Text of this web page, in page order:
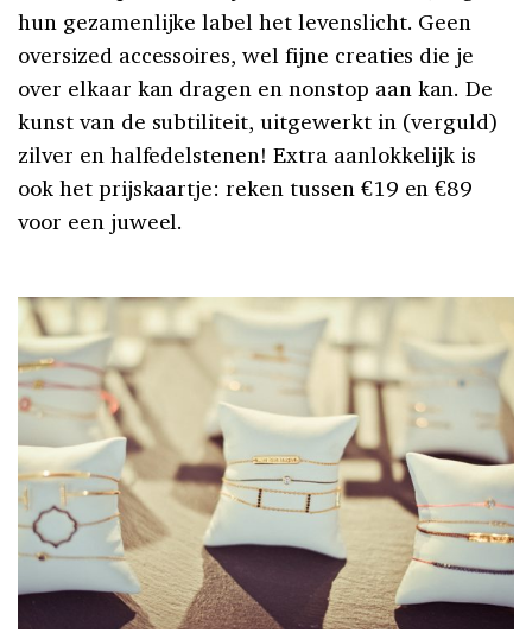
hun gezamenlijke label het levenslicht. Geen
oversized accessoires, wel fijne creaties die je
over elkaar kan dragen en nonstop aan kan. De
kunst van de subtiliteit, uitgewerkt in (verguld)
zilver en halfedelstenen! Extra aanlokkelijk is
ook het prijskaartje: reken tussen €19 en €89
voor een juweel.